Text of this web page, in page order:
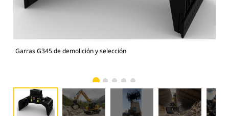
Garras G345 de demolición y selección